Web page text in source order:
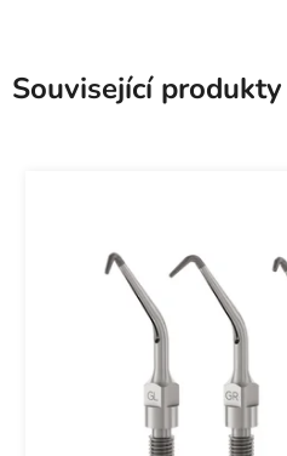
Související produkty